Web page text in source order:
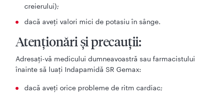
creierului);
dacă aveţi valori mici de potasiu în sânge.
Atenţionări şi precauţii:
Adresaţi-vă medicului dumneavoastră sau farmacistului
înainte să luaţi Indapamidă SR Gemax:
dacă aveţi orice probleme de ritm cardiac;